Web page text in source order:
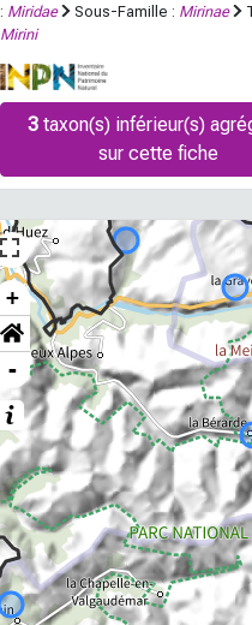
: Miridae Sous-Famille : Mirinae
Mirini
3 taxon(s) inférieur(s)
sur cette fiche
+
-